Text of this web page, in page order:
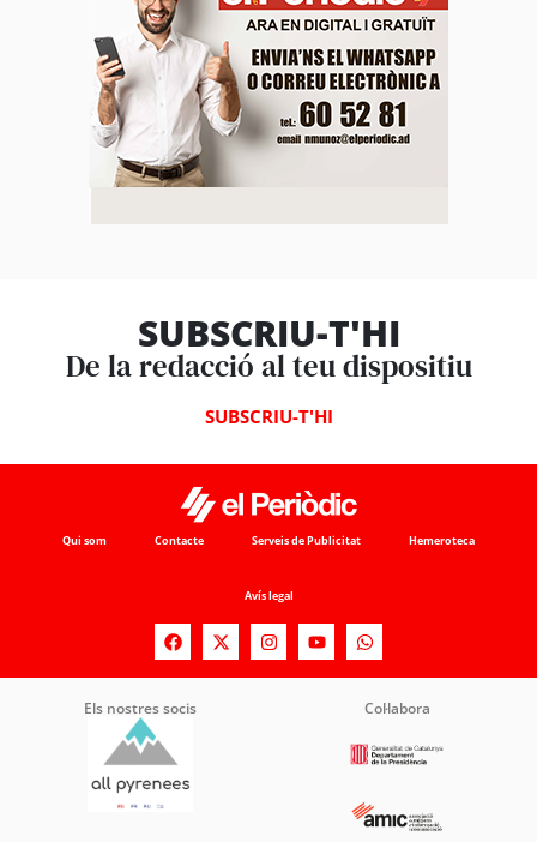
SUBSCRIU-T'HI
De la redacció al teu dispositiu
SUBSCRIU-T'HI
Qui som Contacte Serveis de Publicitat Hemeroteca
Avís legal
Els nostres socis Col·labora